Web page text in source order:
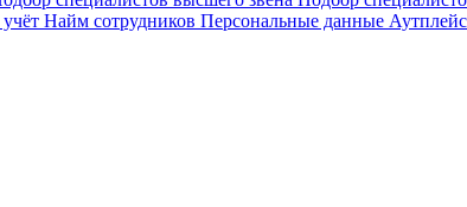
Найм сотрудников Персональные данные